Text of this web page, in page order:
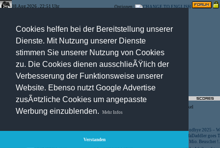
Cookies helfen bei der Bereitstellung unserer
Dienste. Mit Nutzung unserer Dienste
stimmen Sie unserer Nutzung von Cookies
zu. Die Cookies dienen ausschlieÃŸlich der
Verbesserung der Funktionsweise unserer
Website. Ebenso nutzt Google Advertise
zusÃ¤tzliche Cookies um angepasste
Werbung einzublenden.
Mehr Infos
Verstanden
08.Aug.2026 , 22:51 Uhr Optionen:
Artikel
Besucher:44451871 CS -SniperWar Server
Goodbye 2025 –
SofaDaddler goes
CS -FunYard
40 Mio. Beuscher